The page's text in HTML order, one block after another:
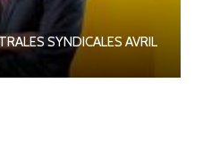
SYNDICALES AVRIL